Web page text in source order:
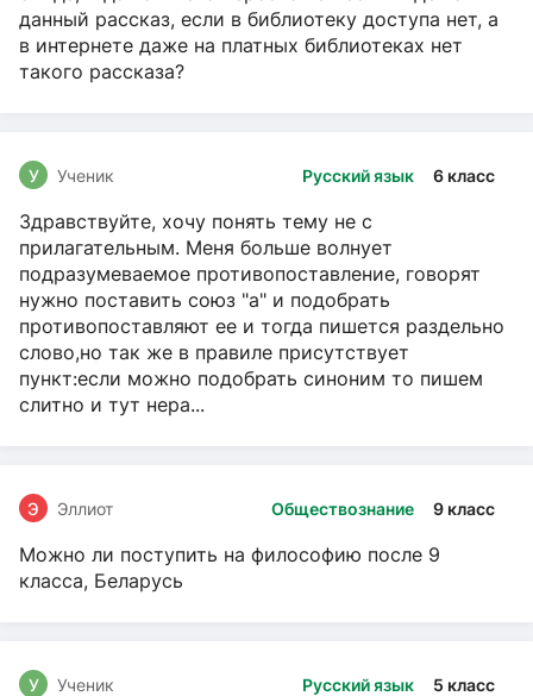
данный рассказ, если в библиотеку доступа нет, а
в интернете даже на платных библиотеках нет
такого рассказа?
Русский язык 6 класс
У Ученик
Здравствуйте, хочу понять тему не с
прилагательным. Меня больше волнует
подразумеваемое противопоставление, говорят
нужно поставить союз "а" и подобрать
противопоставляют ее и тогда пишется раздельно
слово,но так же в правиле присутствует
пункт:если можно подобрать синоним то пишем
слитно и тут нера...
Обществознание 9 класс
Э Эллиот
Можно ли поступить на философию после 9
класса, Беларусь
Русский язык 5 класс
У Ученик